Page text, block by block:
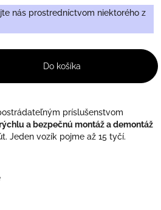
nás prostredníctvom niektorého z
Do košíka
príslušenstvom
a bezpečnú montáž a demontáž
Jeden vozík pojme až 15 tyčí.